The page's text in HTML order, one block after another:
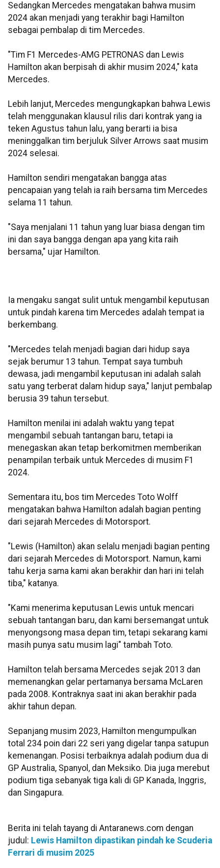
Sedangkan Mercedes mengatakan bahwa musim
2024 akan menjadi yang terakhir bagi Hamilton
sebagai pembalap di tim Mercedes.
"Tim F1 Mercedes-AMG PETRONAS dan Lewis
Hamilton akan berpisah di akhir musim 2024," kata
Mercedes.
Lebih lanjut, Mercedes mengungkapkan bahwa Lewis
telah menggunakan klausul rilis dari kontrak yang ia
teken Agustus tahun lalu, yang berarti ia bisa
meninggalkan tim berjuluk Silver Arrows saat musim
2024 selesai.
Hamilton sendiri mengatakan bangga atas
pencapaian yang telah ia raih bersama tim Mercedes
selama 11 tahun.
"Saya menjalani 11 tahun yang luar biasa dengan tim
ini dan saya bangga dengan apa yang kita raih
bersama," ujar Hamilton.
Ia mengaku sangat sulit untuk mengambil keputusan
untuk pindah karena tim Mercedes adalah tempat ia
berkembang.
"Mercedes telah menjadi bagian dari hidup saya
sejak berumur 13 tahun. Tempat saya tumbuh
dewasa, jadi mengambil keputusan ini adalah salah
satu yang terberat dalam hidup saya," lanjut pembalap
berusia 39 tahun tersebut.
Hamilton menilai ini adalah waktu yang tepat
mengambil sebuah tantangan baru, tetapi ia
menegaskan akan tetap berkomitmen memberikan
penampilan terbaik untuk Mercedes di musim F1
2024.
Sementara itu, bos tim Mercedes Toto Wolff
mengatakan bahwa Hamilton adalah bagian penting
dari sejarah Mercedes di Motorsport.
"Lewis (Hamilton) akan selalu menjadi bagian penting
dari sejarah Mercedes di Motorsport. Namun, kami
tahu kerja sama kami akan berakhir dan hari ini telah
tiba," katanya.
"Kami menerima keputusan Lewis untuk mencari
sebuah tantangan baru, dan kami bersemangat untuk
menyongsong masa depan tim, tetapi sekarang kami
masih punya satu musim lagi" tambah Toto.
Hamilton telah bersama Mercedes sejak 2013 dan
memenangkan gelar pertamanya bersama McLaren
pada 2008. Kontraknya saat ini akan berakhir pada
akhir tahun depan.
Sepanjang musim 2023, Hamilton mengumpulkan
total 234 poin dari 22 seri yang digelar tanpa satupun
kemenangan. Posisi terbaiknya adalah podium dua di
GP Australia, Spanyol, dan Meksiko. Dia juga merebut
podium tiga sebanyak tiga kali di GP Kanada, Inggris,
dan Singapura.
Berita ini telah tayang di Antaranews.com dengan
judul: Lewis Hamilton dipastikan pindah ke Scuderia
Ferrari di musim 2025